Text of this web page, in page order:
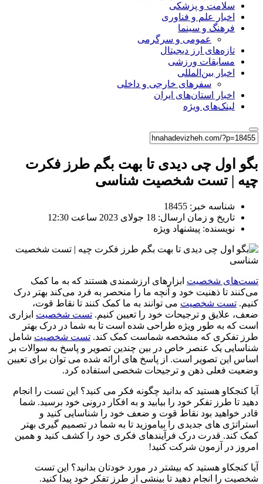
سلامت و پزشکی
اخبار علم و فناوری
فرهنگ و سینما
عمومی و سرگرمی
تازه‌های ارز دیجیتال
مسابقات ورزشی
اخبار بین‌المللی
سفرهای خارجی و داخلی
اخبار استان‌های ایران
لینک‌های ویژه
بگو اول چی دیدی تا بهت بگم طرز فکرت
چیه | تست شخصیت شناسی
شناسه خبر: 18455
تاریخ و زمان ارسال: 18 جولای 2023 ساعت 12:30
نویسنده: پیشنهاد ویژه
تست‌های شخصیت ابزارهای ارزشمندی هستند که به ما کمک
می‌کنند تا ذهنیت خود و آنچه ما را منحصر به فرد می‌کند بهتر درک
کنیم. تست شخصیت می توانند به ما کمک کنند تا نقاط قوت،
ضعف، علایق و ترجیحات خود را تعیین کنیم. تست شخصیت ابزاری
است که به طور ویژه طراحی شده است تا به شما در درک بهتر
طرز تفکری که مشخصه شماست کمک کند. تست شخصیت شامل
شناسایی یک عنصر خاص در بین چندین تصویر و پاسخ به سوالات بر
اساس این تصویر است. از پاسخ های ارائه شده می توان برای تعیین
وضعیت فعلی ذهن و ترجیحات شخصی استفاده کرد.
آیا کنجکاو هستید که بدانید چگونه فکر می کنید؟ این تست را انجام
دهید تا طرز تفکر خود را بیابید و به افکار درونی خود برسید. شما
قادر خواهید بود نقاط قوت و ضعف خود را شناسایی کنید و
استراتژی های جدیدی را بیاموزید تا به شما در تصمیم گیری بهتر
کمک کند. قدرت درک فرآیندهای فکری خود را کشف کنید و همین
امروز در آزمون شرکت کنید!
آیا کنجکاو هستید که بیشتر در مورد خودتان بدانید؟ این تست
شخصیت را انجام دهید تا بینشی از طرز تفکر خود پیدا کنید.